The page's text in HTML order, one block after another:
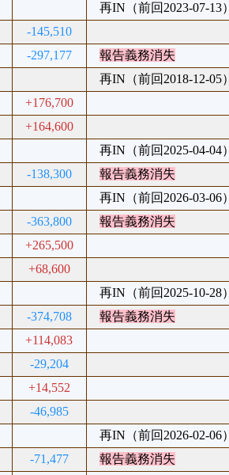
再IN（前回2023-07-13）
-145,510
-297,177
報告義務消失
再IN（前回2018-12-05）
+176,700
+164,600
再IN（前回2025-04-04）
-138,300
報告義務消失
再IN（前回2026-03-06）
-363,800
報告義務消失
+265,500
+68,600
再IN（前回2025-10-28）
-374,708
報告義務消失
+114,083
-29,204
+14,552
-46,985
再IN（前回2026-02-06）
-71,477
報告義務消失